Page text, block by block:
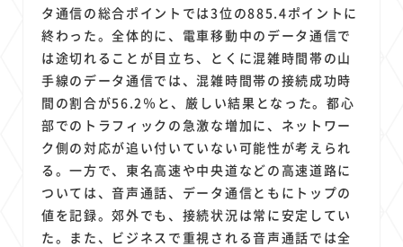
タ通信の総合ポイントでは3位の885.4ポイントに
終わった。全体的に、電車移動中のデータ通信で
は途切れることが目立ち、とくに混雑時間帯の山
手線のデータ通信では、混雑時間帯の接続成功時
間の割合が56.2％と、厳しい結果となった。都心
部でのトラフィックの急激な増加に、ネットワー
ク側の対応が追い付いていない可能性が考えられ
る。一方で、東名高速や中央道などの高速道路に
ついては、音声通話、データ通信ともにトップの
値を記録。郊外でも、接続状況は常に安定してい
た。また、ビジネスで重視される音声通話では全